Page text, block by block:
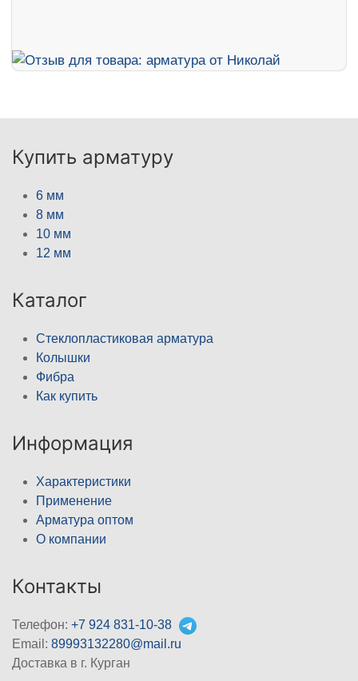
Купить арматуру
6 мм
8 мм
10 мм
12 мм
Каталог
Стеклопластиковая арматура
Колышки
Фибра
Как купить
Информация
Характеристики
Применение
Арматура оптом
О компании
Контакты
Телефон: +7 924 831-10-38
Email: 89993132280@mail.ru
Доставка в г. Курган